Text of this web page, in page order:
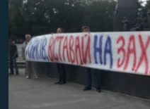
УКР
КТАТ
ДОЛУЧАЙСЯ!